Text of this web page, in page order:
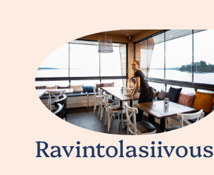
Ravintolasiivous